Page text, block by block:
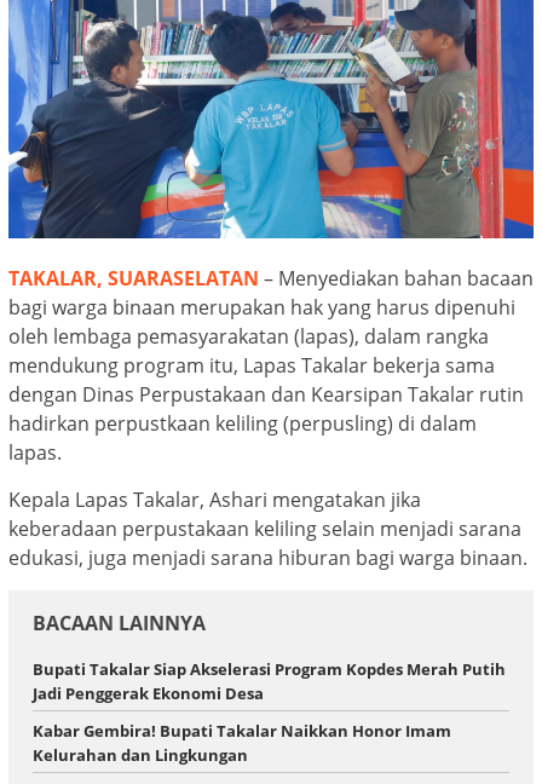
TAKALAR, SUARASELATAN – Menyediakan bahan bacaan
bagi warga binaan merupakan hak yang harus dipenuhi
oleh lembaga pemasyarakatan (lapas), dalam rangka
mendukung program itu, Lapas Takalar bekerja sama
dengan Dinas Perpustakaan dan Kearsipan Takalar rutin
hadirkan perpustkaan keliling (perpusling) di dalam
lapas.
Kepala Lapas Takalar, Ashari mengatakan jika
keberadaan perpustakaan keliling selain menjadi sarana
edukasi, juga menjadi sarana hiburan bagi warga binaan.
BACAAN LAINNYA
Bupati Takalar Siap Akselerasi Program Kopdes Merah Putih
Jadi Penggerak Ekonomi Desa
Kabar Gembira! Bupati Takalar Naikkan Honor Imam
Kelurahan dan Lingkungan